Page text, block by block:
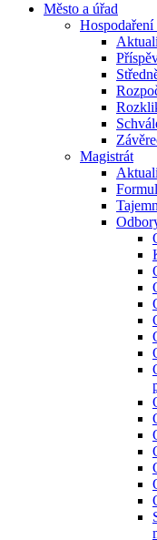
Město a úřad
Hospodaření
Magistrát